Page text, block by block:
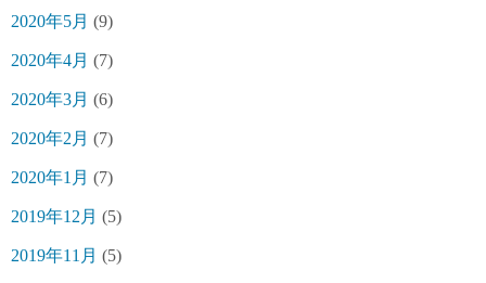
2020年5月 (9)
2020年4月 (7)
2020年3月 (6)
2020年2月 (7)
2020年1月 (7)
2019年12月 (5)
2019年11月 (5)